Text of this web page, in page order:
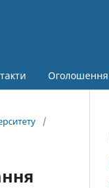
Оголошення
/